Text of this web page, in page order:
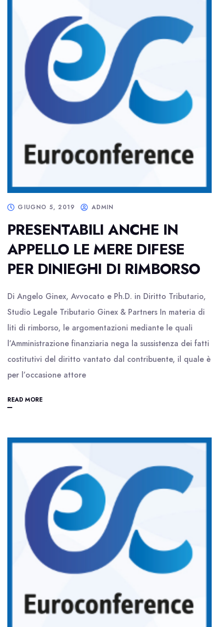
GIUGNO 5, 2019 ADMIN
PRESENTABILI ANCHE IN
APPELLO LE MERE DIFESE
PER DINIEGHI DI RIMBORSO
Di Angelo Ginex, Avvocato e Ph.D. in Diritto Tributario,
Studio Legale Tributario Ginex & Partners In materia di
liti di rimborso, le argomentazioni mediante le quali
l’Amministrazione finanziaria nega la sussistenza dei fatti
costitutivi del diritto vantato dal contribuente, il quale è
per l’occasione attore
READ MORE